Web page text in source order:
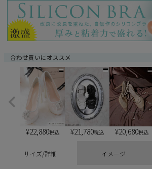
須
)
合わせ買いにオススメ
¥22,880税込 ¥21,780税込 ¥20,680税込
サイズ/詳細 イメージ